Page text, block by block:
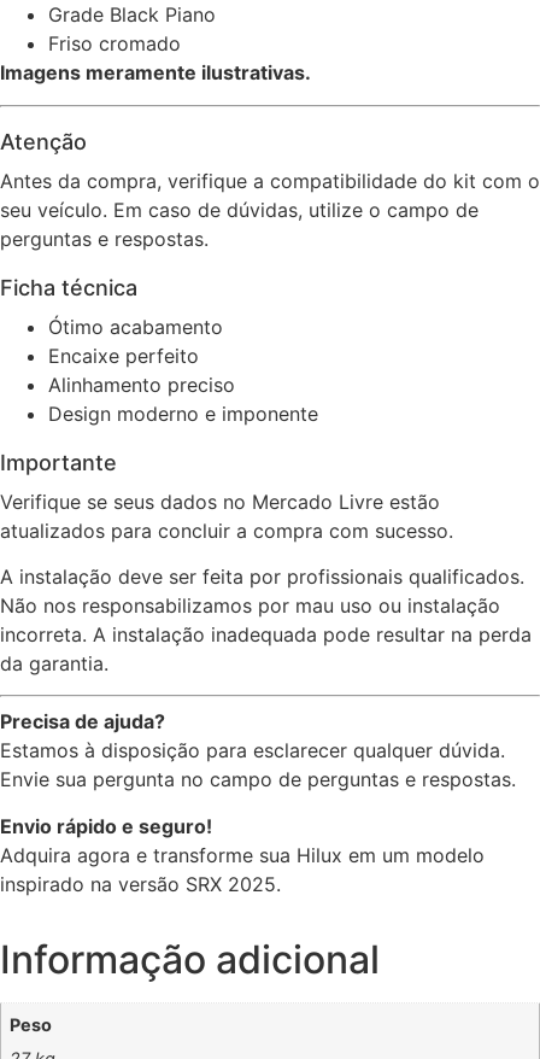
Grade Black Piano
Friso cromado
Imagens meramente ilustrativas.
Atenção
Antes da compra, verifique a compatibilidade do kit com o
seu veículo. Em caso de dúvidas, utilize o campo de
perguntas e respostas.
Ficha técnica
Ótimo acabamento
Encaixe perfeito
Alinhamento preciso
Design moderno e imponente
Importante
Verifique se seus dados no Mercado Livre estão
atualizados para concluir a compra com sucesso.
A instalação deve ser feita por profissionais qualificados.
Não nos responsabilizamos por mau uso ou instalação
incorreta. A instalação inadequada pode resultar na perda
da garantia.
Precisa de ajuda?
Estamos à disposição para esclarecer qualquer dúvida.
Envie sua pergunta no campo de perguntas e respostas.
Envio rápido e seguro!
Adquira agora e transforme sua Hilux em um modelo
inspirado na versão SRX 2025.
Informação adicional
Peso